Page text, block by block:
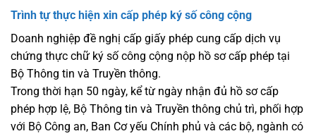
Trình tự thực hiện xin cấp phép ký số công cộng
Doanh nghiệp đề nghị cấp giấy phép cung cấp dịch vụ
chứng thực chữ ký số công cộng nộp hồ sơ cấp phép tại
Bộ Thông tin và Truyền thông.
Trong thời hạn 50 ngày, kể từ ngày nhận đủ hồ sơ cấp
phép hợp lệ, Bộ Thông tin và Truyền thông chủ trì, phối hợp
với Bộ Công an, Ban Cơ yếu Chính phủ và các bộ, ngành có